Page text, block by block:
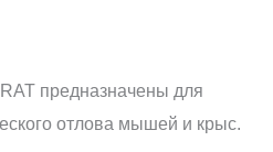
предназначены для
отлова мышей и крыс.